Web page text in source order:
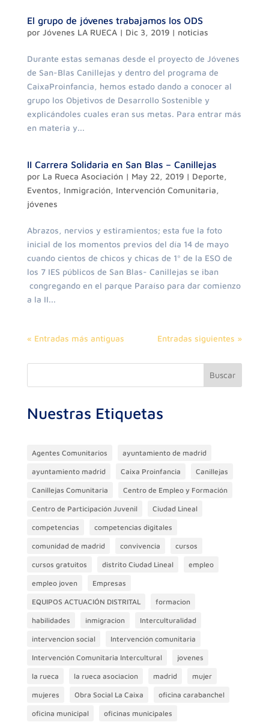
El grupo de jóvenes trabajamos los ODS
por Jóvenes LA RUECA| Dic 3, 2019| noticias
Durante estas semanas desde el proyecto de Jóvenes
de San-Blas Canillejas y dentro del programa de
CaixaProinfancia, hemos estado dando a conocer al
grupo los Objetivos de Desarrollo Sostenible y
explicándoles cuales eran sus metas. Para entrar más
en materia y...
II Carrera Solidaria en San Blas – Canillejas
por La Rueca Asociación| May 22, 2019| Deporte,
Eventos, Inmigración, Intervención Comunitaria,
jóvenes
Abrazos, nervios y estiramientos; esta fue la foto
inicial de los momentos previos del día 14 de mayo
cuando cientos de chicos y chicas de 1º de la ESO de
los 7 IES públicos de San Blas- Canillejas se iban
congregando en el parque Paraíso para dar comienzo
a la II...
« Entradas más antiguas Entradas siguientes »
Buscar
Nuestras Etiquetas
Agentes Comunitarios ayuntamiento de madrid
ayuntamiento madrid Caixa Proinfancia Canillejas
Canillejas Comunitaria Centro de Empleo y Formación
Centro de Participación Juvenil Ciudad Lineal
competencias competencias digitales
comunidad de madrid convivencia cursos
cursos gratuitos distrito Ciudad Lineal empleo
empleo joven Empresas
EQUIPOS ACTUACIÓN DISTRITAL formacion
habilidades inmigracion Interculturalidad
intervencion social Intervención comunitaria
Intervención Comunitaria Intercultural jovenes
la rueca la rueca asociacion madrid mujer
mujeres Obra Social La Caixa oficina carabanchel
oficina municipal oficinas municipales